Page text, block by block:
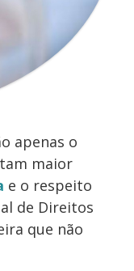
apenas o
maior
e o respeito
de Direitos
que não